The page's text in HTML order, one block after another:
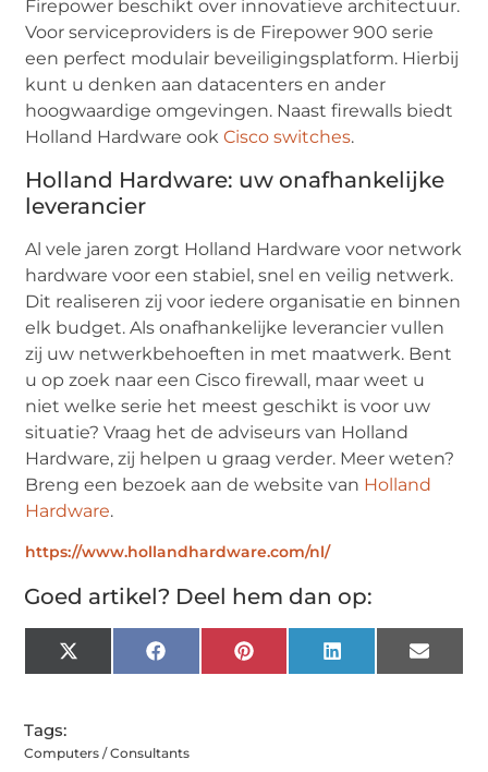
Firepower beschikt over innovatieve architectuur.
Voor serviceproviders is de Firepower 900 serie
een perfect modulair beveiligingsplatform. Hierbij
kunt u denken aan datacenters en ander
hoogwaardige omgevingen. Naast firewalls biedt
Holland Hardware ookCisco switches.
Holland Hardware: uw onafhankelijke
leverancier
Al vele jaren zorgt Holland Hardware voor network
hardware voor een stabiel, snel en veilig netwerk.
Dit realiseren zij voor iedere organisatie en binnen
elk budget. Als onafhankelijke leverancier vullen
zij uw netwerkbehoeften in met maatwerk. Bent
u op zoek naar een Cisco firewall, maar weet u
niet welke serie het meest geschikt is voor uw
situatie? Vraag het de adviseurs van Holland
Hardware, zij helpen u graag verder. Meer weten?
Breng een bezoek aan de website van Holland
Hardware.
https://www.hollandhardware.com/nl/
Goed artikel? Deel hem dan op:
X
(Twitter)
Facebook Pinterest LinkedIn Email
Tags:
Computers / Consultants